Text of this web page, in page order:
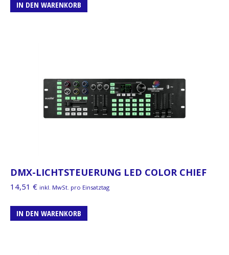
IN DEN WARENKORB
DMX-LICHTSTEUERUNG LED COLOR CHIEF
14,51 € inkl. MwSt. pro Einsatztag
IN DEN WARENKORB